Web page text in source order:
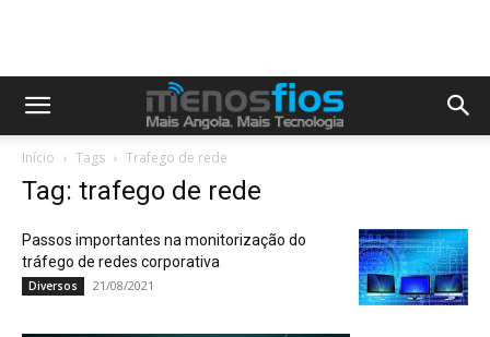
Início Tags Trafego de rede
Tag: trafego de rede
Passos importantes na monitorização do
tráfego de redes corporativa
Diversos 21/08/2021